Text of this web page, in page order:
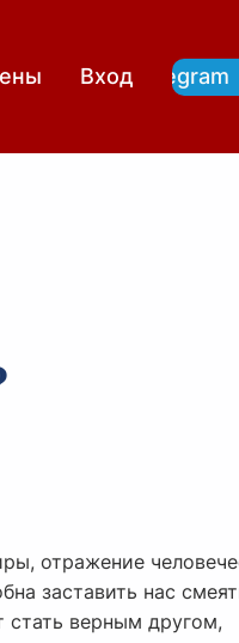
Вход
Вход с Telegram
отражение
заставить нас
стать верным другом,